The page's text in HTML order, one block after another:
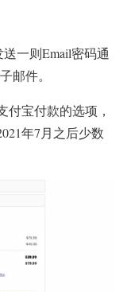
一则Email密码通
邮件。
付宝付款的选项，
年7月之后少数